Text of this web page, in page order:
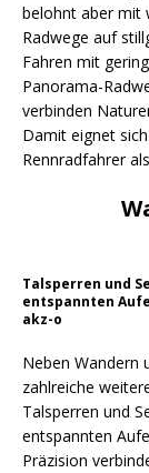
belohnt aber mit
Radwege auf
Fahren mit
Panorama-
verbinden
Damit eignet
Rennradfahrer
Talsperren und
entspannten
akz-o
Neben Wandern
zahlreiche
Talsperren und
entspannten
Präzision